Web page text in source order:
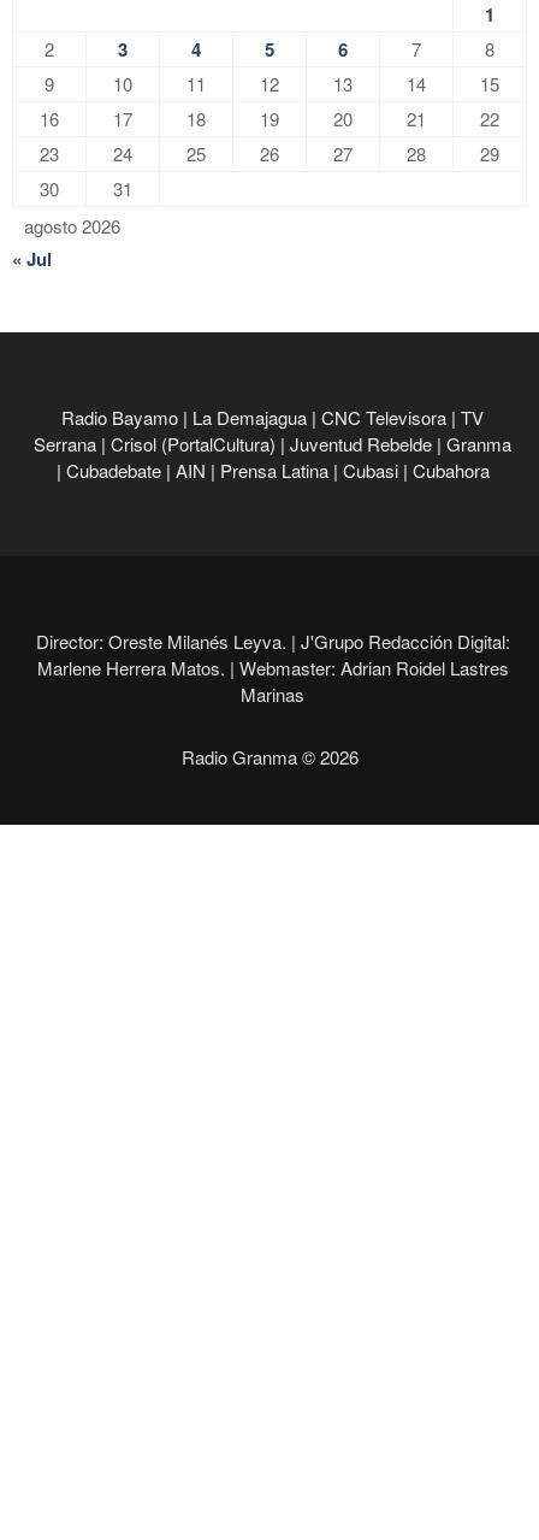
agosto 2026
1
2 3 4 5 6 7
8
9
10 11 12 13 14
15
16
17 18 19 20 21
22
23
24 25 26 27 28
29
30
31
« Jul
Radio Bayamo | La Demajagua | CNC Televisora | TV
Serrana | Crisol (PortalCultura) | Juventud Rebelde | Granma
| Cubadebate | AIN | Prensa Latina | Cubasi | Cubahora
Director: Oreste Milanés Leyva. | J'Grupo Redacción Digital:
Marlene Herrera Matos. | Webmaster: Adrian Roidel Lastres
Marinas
Radio Granma © 2026